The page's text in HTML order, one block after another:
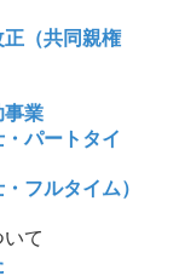
（共同親権
事業
パートタイ
フルタイム）
て